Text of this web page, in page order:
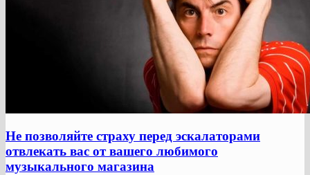
Не позволяйте страху перед эскалаторами
отвлекать вас от вашего любимого
музыкального магазина